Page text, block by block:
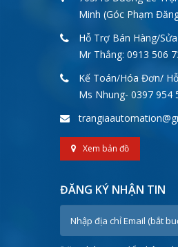
Minh (Góc Phạm
Hỗ Trợ Bán Hàng/
Mr Thắng: 0913 506
Kế Toán/Hóa Đơn/
Ms Nhung- 0397 954
Xem bản đồ
ĐĂNG KÝ NHẬN TIN